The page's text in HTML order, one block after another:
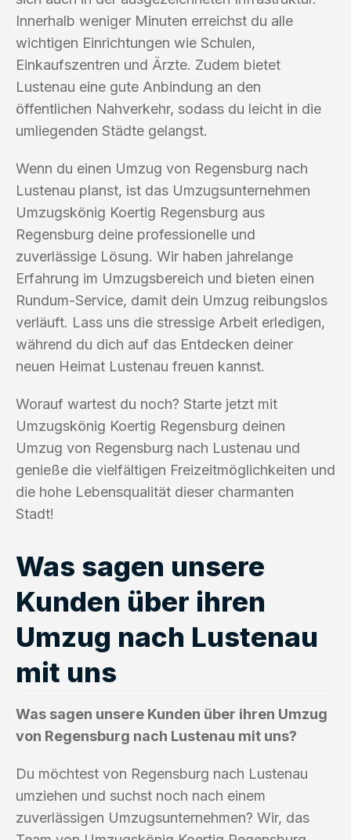
Innerhalb weniger Minuten erreichst du alle
wichtigen Einrichtungen wie Schulen,
Einkaufszentren und Ärzte. Zudem bietet
Lustenau eine gute Anbindung an den
öffentlichen Nahverkehr, sodass du leicht in die
umliegenden Städte gelangst.
Wenn du einen Umzug von Regensburg nach
Lustenau planst, ist das Umzugsunternehmen
Umzugskönig Koertig Regensburg aus
Regensburg deine professionelle und
zuverlässige Lösung. Wir haben jahrelange
Erfahrung im Umzugsbereich und bieten einen
Rundum-Service, damit dein Umzug reibungslos
verläuft. Lass uns die stressige Arbeit erledigen,
während du dich auf das Entdecken deiner
neuen Heimat Lustenau freuen kannst.
Worauf wartest du noch? Starte jetzt mit
Umzugskönig Koertig Regensburg deinen
Umzug von Regensburg nach Lustenau und
genieße die vielfältigen Freizeitmöglichkeiten und
die hohe Lebensqualität dieser charmanten
Stadt!
Was sagen unsere
Kunden über ihren
Umzug nach Lustenau
mit uns
Was sagen unsere Kunden über ihren Umzug
von Regensburg nach Lustenau mit uns?
Du möchtest von Regensburg nach Lustenau
umziehen und suchst noch nach einem
zuverlässigen Umzugsunternehmen? Wir, das